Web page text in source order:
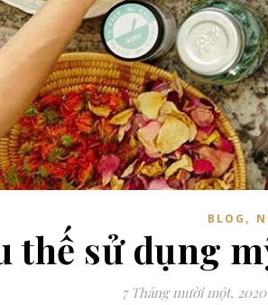
BLOG ,
thế sử dụng
7 Tháng mười một, 2020